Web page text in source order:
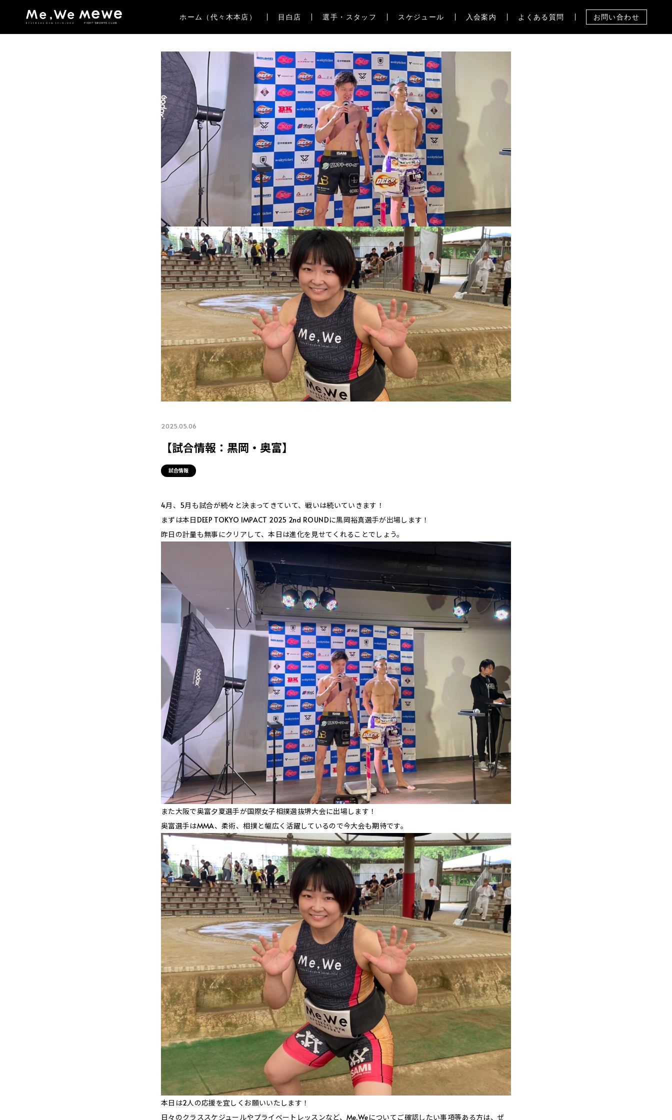
ホーム（代々木本店） 目白店 選手・スタッフ スケジュール 入会案内 よくある質問 お問い合わせ
2025.05.06
【試合情報：黒岡・奥富】
試合情報
4月、5月も試合が続々と決まってきていて、戦いは続いていきます！
まずは本日DEEP TOKYO IMPACT 2025 2nd ROUNDに黒岡裕真選手が出場します！
昨日の計量も無事にクリアして、本日は進化を見せてくれることでしょう。
また大阪で奥富夕夏選手が国際女子相撲選抜堺大会に出場します！
奥富選手はMMA、柔術、相撲と幅広く活躍しているので今大会も期待です。
本日は2人の応援を宜しくお願いいたします！
日々のクラススケジュールやプライベートレッスンなど、Me,Weについてご確認したい事項等ある方は、ぜ